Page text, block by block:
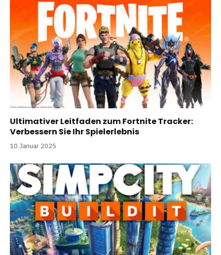
Ultimativer Leitfaden zum Fortnite Tracker:
Verbessern Sie Ihr Spielerlebnis
10 Januar 2025